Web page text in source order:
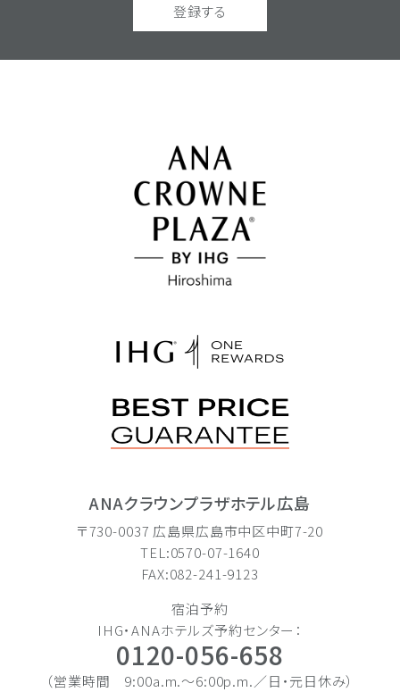
登録する
ANAクラウンプラザホテル広島
〒730-0037 広島県広島市中区中町7-20
TEL:0570-07-1640
FAX:082-241-9123
宿泊予約
IHG・ANAホテルズ予約センター：
0120-056-658
（営業時間 9:00a.m.〜6:00p.m.／日・元日休み）